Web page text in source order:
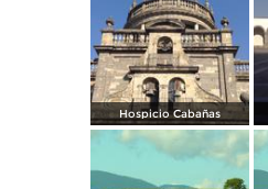
Hospicio Cabañas